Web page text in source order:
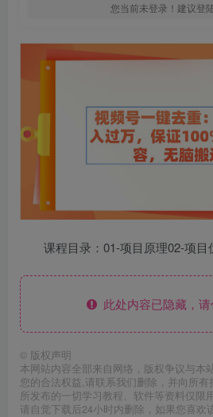
您当前未登录！建议登
课程目录：01-项目原理02-项
此处内容已隐藏，请
© 版权声明
本网站内容全部来自网络，版权争议与本
您的合法权益,请联系我们删除，并向所
所发布的一切学习教程、软件等资料仅限
请自觉下载后24小时内删除，如果您喜欢